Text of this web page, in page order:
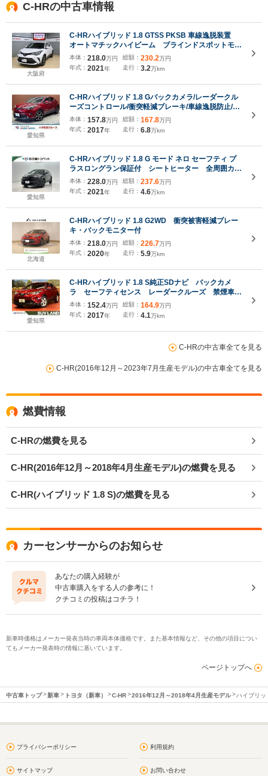
C-HRの中古車情報
大阪府
C-HRハイブリッド 1.8 GTSS PKSB 車線逸脱装置
オートマチックハイビーム ブラインドスポットモニ
ター パノラミックビューモニター ETC
本体： 218.0万円
年式： 2021年
総額： 230.2万円
走行： 3.2万km
愛知県
C-HRハイブリッド 1.8 Gバックカメラ/レーダークル
ーズコントロール/衝突軽減ブレーキ/車線逸脱防止/ブ
ラインドスポットモニター/オートハイビーム/ETC
本体： 157.8万円
年式： 2017年
総額： 167.8万円
走行： 6.8万km
愛知県
C-HRハイブリッド 1.8 G モード ネロ セーフティ プ
ラスロングラン保証付 シートヒーター 全周囲カメ
ラ ナビ ディスプレイオーディオ ドラレコ
本体： 228.0万円
年式： 2021年
総額： 237.6万円
走行： 4.6万km
北海道
C-HRハイブリッド 1.8 G2WD 衝突被害軽減ブレー
キ・バックモニター付
本体： 218.0万円
年式： 2020年
総額： 226.7万円
走行： 5.9万km
愛知県
C-HRハイブリッド 1.8 S純正SDナビ バックカメ
ラ セーフティセンス レーダークルーズ 禁煙車
ドラレコ コーナーセンサー スマートキー ビルト
インETC 純正17インチアルミ 車線逸脱警報 オー
本体： 152.4万円
年式： 2017年
総額： 164.9万円
走行： 4.1万km
C-HRの中古車全てを見る
C-HR(2016年12月～2023年7月生産モデル)の中古車全てを見る
燃費情報
C-HRの燃費を見る
C-HR(2016年12月～2018年4月生産モデル)の燃費を見る
C-HR(ハイブリッド 1.8 S)の燃費を見る
カーセンサーからのお知らせ
あなたの購入経験が
中古車購入をする人の参考に！
クチコミの投稿はコチラ！
新車時価格はメーカー発表当時の車両本体価格です。また基本情報など、その他の項目につい
てもメーカー発表時の情報に基いています。
ページトップへ
中古車トップ 新車 トヨタ（新車） C-HR 2016年12月～2018年4月生産モデル ハイブリ
プライバシーポリシー 利用規約
サイトマップ お問い合わせ